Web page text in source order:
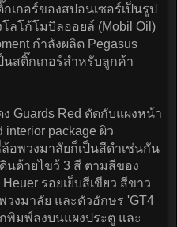
กอร์ของสปอนเซอร์เป็นรูป
ลโก้โมบิลออยล์ (Mobil Oil)
กำลังผลิต Pegasus
นสติ๊กเกอร์สำหรับลูกค้า
Guards Red ตัดกับแผงหน้า
package ผิว
อพวงมาลัยก็เป็นสีดำเช่นกัน
ด้ายไขว้ 3 สี ตามสีของ
รอยเย็บสีเขียว สีขาว
งมาลัย และตัวอักษร 'GT4
พิมพ์ลงบนแผงประตู และ